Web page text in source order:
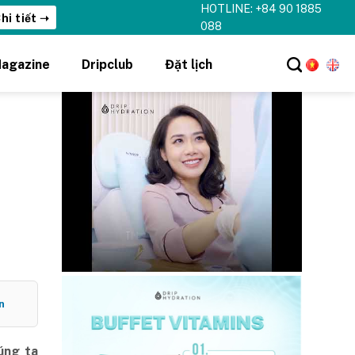
tiết ➝
HOTLINE: +84 90 1885
088
Dripclub Đặt lịch
ta